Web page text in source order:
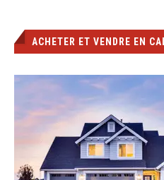
ACHETER ET VENDRE EN